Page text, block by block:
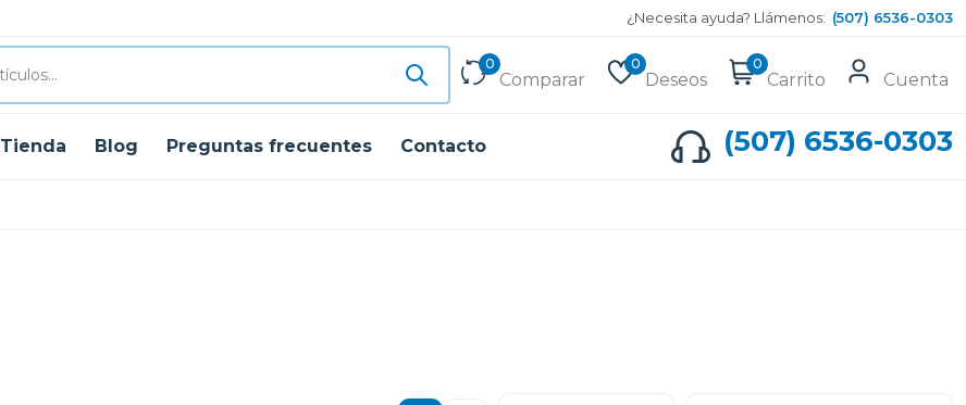
¿Necesita ayuda? Llámenos: (507) 6536-0303
0
Comparar
0
Deseos
0
Carrito Cuenta
Tienda Blog Preguntas frecuentes Contacto (507) 6536-0303